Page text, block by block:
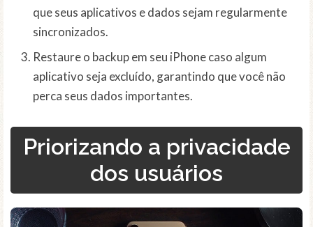
que seus aplicativos e dados sejam regularmente
sincronizados.
Restaure o backup em seu iPhone caso algum
aplicativo seja excluído, garantindo que você não
perca seus dados importantes.
Priorizando a privacidade
dos usuários